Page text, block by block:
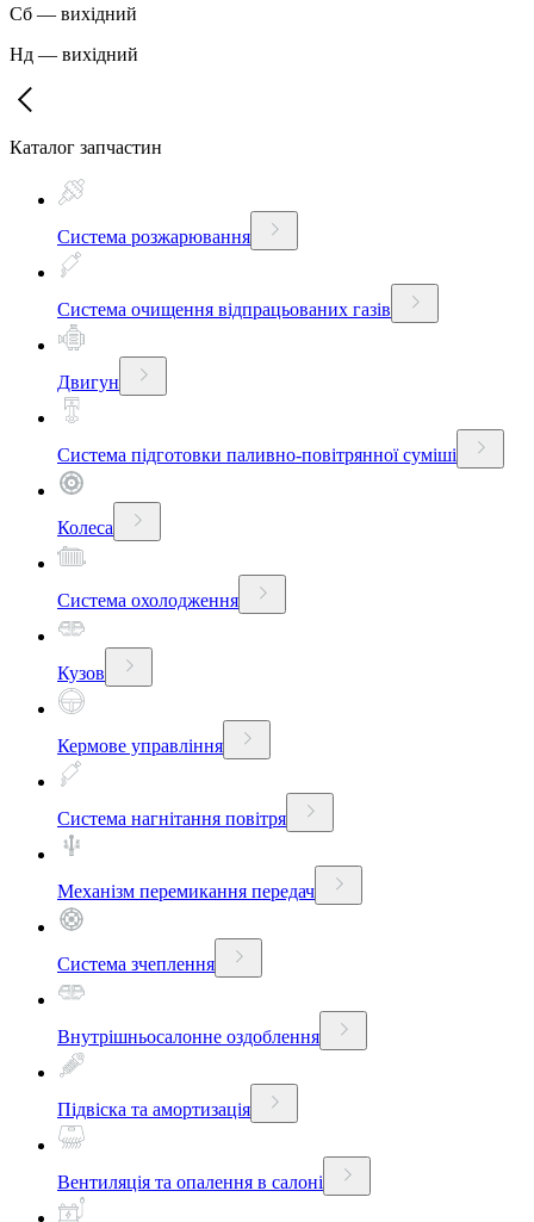
Сб — вихідний
Нд — вихідний
Каталог запчастин
Система розжарювання
Система очищення відпрацьованих газів
Двигун
Система підготовки паливно-повітрянної суміші
Колеса
Система охолодження
Кузов
Кермове управління
Система нагнітання повітря
Механізм перемикання передач
Система зчеплення
Внутрішньосалонне оздоблення
Підвіска та амортизація
Вентиляція та опалення в салоні